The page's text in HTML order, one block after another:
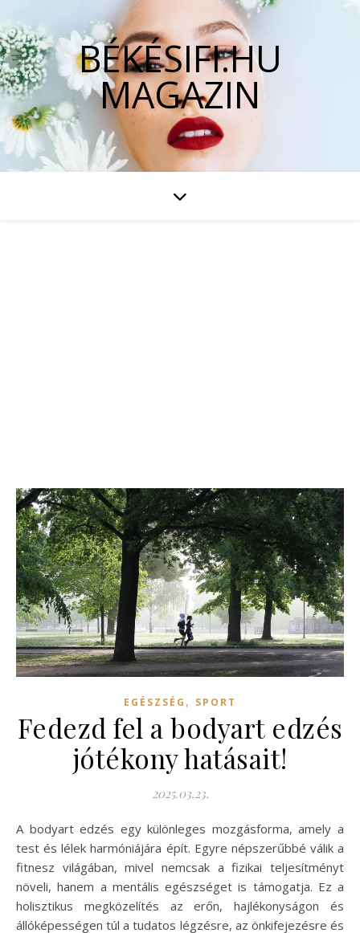
BÉKÉSIFI.HU
MAGAZIN
EGÉSZSÉG , SPORT
Fedezd fel a bodyart edzés
jótékony hatásait!
2025.03.23.
A bodyart edzés egy különleges mozgásforma, amely a
test és lélek harmóniájára épít. Egyre népszerűbbé válik a
fitnesz világában, mivel nemcsak a fizikai teljesítményt
növeli, hanem a mentális egészséget is támogatja. Ez a
holisztikus megközelítés az erőn, hajlékonyságon és
állóképességen túl a tudatos légzésre, az önkifejezésre és